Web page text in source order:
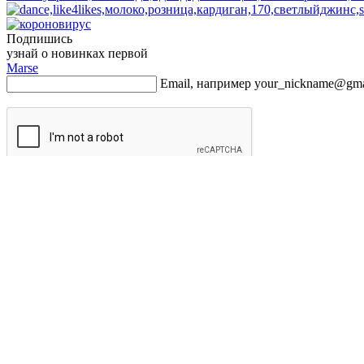
Подпишись
узнай о новинках первой
Marse
Email, например